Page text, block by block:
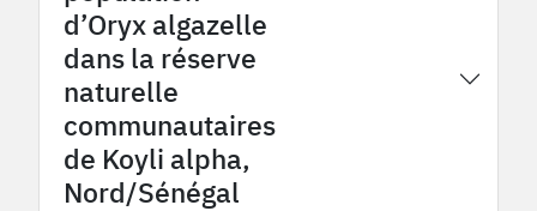
d’Oryx algazelle
dans la réserve
naturelle
communautaires
de Koyli alpha,
Nord/Sénégal